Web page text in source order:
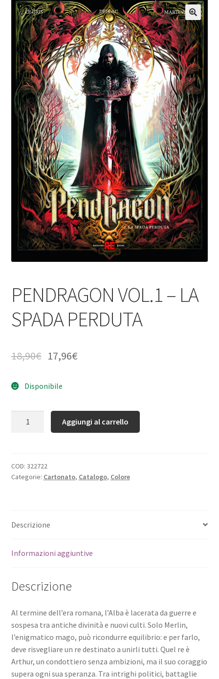
PENDRAGON VOL.1 – LA
SPADA PERDUTA
18,90€ 17,96€
Disponibile
Aggiungi al carrello
COD: 322722
Categorie: Cartonato, Catalogo, Colore
Descrizione
Informazioni aggiuntive
Descrizione
Al termine dell’era romana, l’Alba è lacerata da guerre e
sospesa tra antiche divinità e nuovi culti. Solo Merlin,
l’enigmatico mago, può ricondurre equilibrio: e per farlo,
deve risvegliare un re destinato a unirli tutti. Quel re è
Arthur, un condottiero senza ambizioni, ma il suo coraggio
supera ogni sua speranza. Tra intrighi politici, battaglie